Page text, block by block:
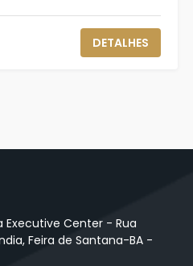
DETALHES
Executive Center - Rua
Feira de Santana-BA -